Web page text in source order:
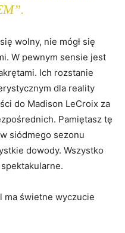
wolny, nie mógł się
W pewnym sensie jest
Ich rozstanie
dla reality
do Madison LeCroix za
Pamiętasz tę
siódmego sezonu
dowody. Wszystko
ma świetne wyczucie